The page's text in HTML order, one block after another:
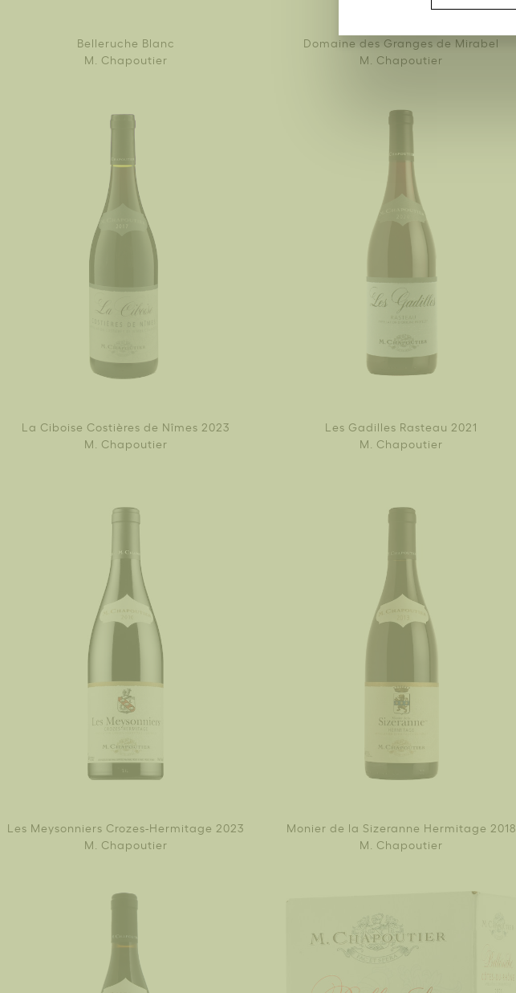
Belleruche Blanc
M. Chapoutier
Domaine des Granges de Mirabel
M. Chapoutier
La Ciboise Costières de Nîmes 2023
M. Chapoutier
Les Gadilles Rasteau 2021
M. Chapoutier
Les Meysonniers Crozes-Hermitage 2023
M. Chapoutier
Monier de la Sizeranne Hermitage 2018
M. Chapoutier